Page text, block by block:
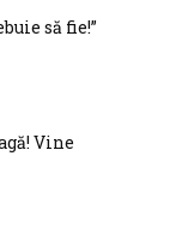
să fie!”
Vine